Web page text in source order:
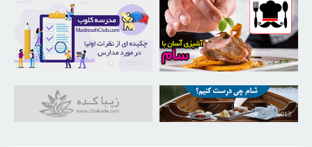
30249856
31035013